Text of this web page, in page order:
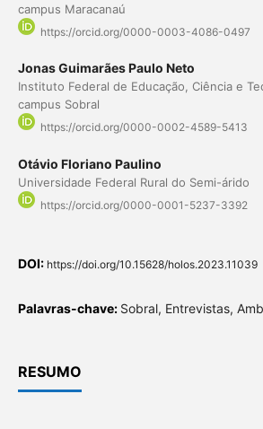
campus Maracanaú
https://orcid.org/0000-0003-4086-0497
Jonas Guimarães Paulo Neto
Instituto Federal de Educação, Ciência e
campus Sobral
https://orcid.org/0000-0002-4589-5413
Otávio Floriano Paulino
Universidade Federal Rural do Semi-árido
https://orcid.org/0000-0001-5237-3392
DOI: https://doi.org/10.15628/holos.2023.11039
Palavras-chave: Sobral, Entrevistas,
RESUMO